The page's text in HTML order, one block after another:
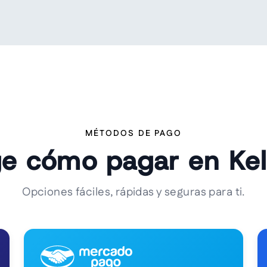
MÉTODOS DE PAGO
cómo pagar en
Opciones fáciles, rápidas y seguras para ti.